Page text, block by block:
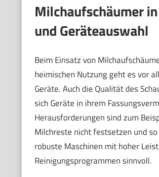
Milchaufschäumer
und Geräteauswahl
Beim Einsatz von
heimischen Nutzung geht es vor
Geräte. Auch die Qualität des
sich Geräte in ihrem
Herausforderungen sind zum
Milchreste nicht festsetzen und
robuste Maschinen mit hoher
Reinigungsprogrammen sinnvoll.